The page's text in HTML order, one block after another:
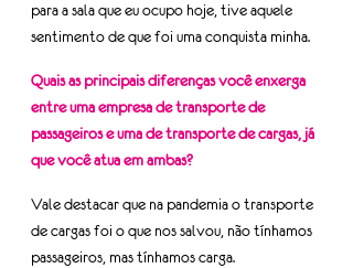
para a sala que eu ocupo hoje, tive aquele
sentimento de que foi uma conquista minha.
Quais as principais diferenças você enxerga
entre uma empresa de transporte de
passageiros e uma de transporte de cargas, já
que você atua em ambas?
Vale destacar que na pandemia o transporte
de cargas foi o que nos salvou, não tínhamos
passageiros, mas tínhamos carga.